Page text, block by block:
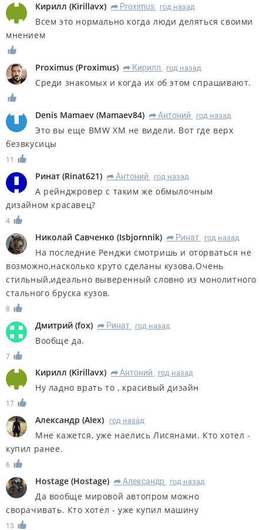
Кирилл (Kirillavx) R Proximus год назад
Всем это нормально когда люди деляться своими
мнением
Proximus (Proximus) R Кирилл год назад
Среди знакомых и когда их об этом спрашивают.
Denis Mamaev (Mamaev84) R Антоний год назад
Это вы еще BMW XM не видели. Вот где верх
безвкусицы
11
Ринат (Rinat621) R Антоний год назад
А рейнджровер с таким же обмылочным
дизайном красавец?
4
Николай Савченко (Isbjornnik) R Ринат год назад
На последние Ренджи смотришь и оторваться не
возможно,насколько круто сделаны кузова.Очень
стильный,идеально выверенный словно из монолитного
стального бруска кузов.
8
Дмитрий (fox) R Ринат год назад
Вообще да.
7
Кирилл (Kirillavx) R Антоний год назад
Ну ладно врать то , красивый дизайн
17
Александр (AIex) год назад
Мне кажется, уже наелись Лисянами. Кто хотел -
купил ранее.
6
Hostage (Hostage) R Александр год назад
Да вообще мировой автопром можно
сворачивать. Кто хотел - уже купил машину
13